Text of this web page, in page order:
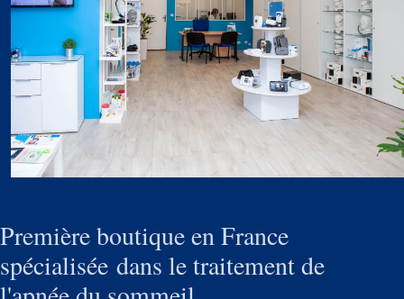
Première boutique en France
spécialisée dans le traitement de